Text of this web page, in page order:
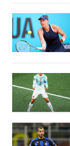
11 ДНЕЙ
открылся
11 ДНЕЙ
НАЗАД
Никогда
14 ДНЕЙ
НАЗАД
Бывший
16 ДНЕЙ Против
16 ДНЕЙ При